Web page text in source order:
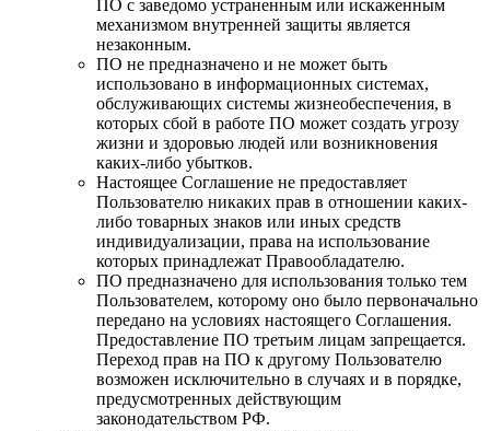
ПО с заведомо устраненным или искаженным
механизмом внутренней защиты является
незаконным.
ПО не предназначено и не может быть
использовано в информационных системах,
обслуживающих системы жизнеобеспечения, в
которых сбой в работе ПО может создать угрозу
жизни и здоровью людей или возникновения
каких-либо убытков.
Настоящее Соглашение не предоставляет
Пользователю никаких прав в отношении каких-
либо товарных знаков или иных средств
индивидуализации, права на использование
которых принадлежат Правообладателю.
ПО предназначено для использования только тем
Пользователем, которому оно было первоначально
передано на условиях настоящего Соглашения.
Предоставление ПО третьим лицам запрещается.
Переход прав на ПО к другому Пользователю
возможен исключительно в случаях и в порядке,
предусмотренных действующим
законодательством РФ.